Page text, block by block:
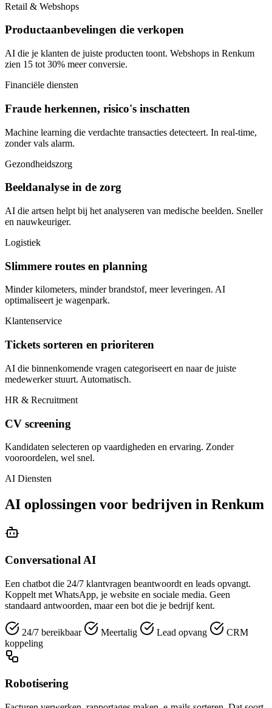
Retail & Webshops
Productaanbevelingen die verkopen
AI die je klanten de juiste producten toont. Webshops in Renkum
zien 15 tot 30% meer conversie.
Financiële diensten
Fraude herkennen, risico's inschatten
Machine learning die verdachte transacties detecteert. In real-time,
zonder vals alarm.
Gezondheidszorg
Beeldanalyse in de zorg
AI die artsen helpt bij het analyseren van medische beelden. Sneller
en nauwkeuriger.
Logistiek
Slimmere routes en planning
Minder kilometers, minder brandstof, meer leveringen. AI
optimaliseert je wagenpark.
Klantenservice
Tickets sorteren en prioriteren
AI die binnenkomende vragen categoriseert en naar de juiste
medewerker stuurt. Automatisch.
HR & Recruitment
CV screening
Kandidaten selecteren op vaardigheden en ervaring. Zonder
vooroordelen, wel snel.
AI Diensten
AI oplossingen voor bedrijven in Renkum
Conversational AI
Een chatbot die 24/7 klantvragen beantwoordt en leads opvangt.
Koppelt met WhatsApp, je website en sociale media. Geen
standaard antwoorden, maar een bot die je bedrijf kent.
24/7 bereikbaar Meertalig Lead opvang
CRM
koppeling
Robotisering